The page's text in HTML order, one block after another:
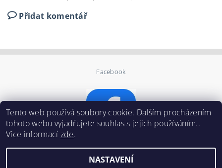
Přidat komentář
Facebook
Tento web používá soubory cookie. Dalším procházením
tohoto webu vyjadřujete souhlas s jejich používáním..
Více informací zde.
NASTAVENÍ